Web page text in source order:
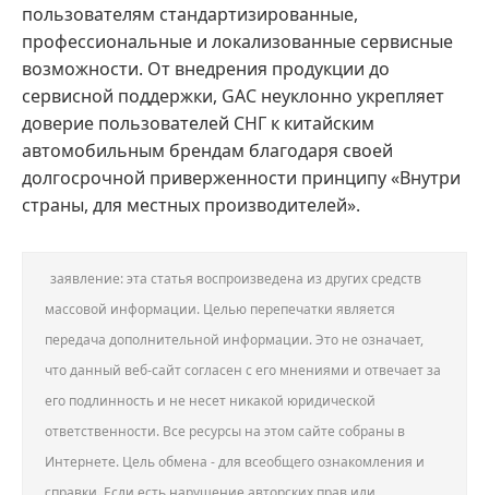
пользователям стандартизированные,
профессиональные и локализованные сервисные
возможности. От внедрения продукции до
сервисной поддержки, GAC неуклонно укрепляет
доверие пользователей СНГ к китайским
автомобильным брендам благодаря своей
долгосрочной приверженности принципу «Внутри
страны, для местных производителей».
заявление: эта статья воспроизведена из других средств
массовой информации. Целью перепечатки является
передача дополнительной информации. Это не означает,
что данный веб-сайт согласен с его мнениями и отвечает за
его подлинность и не несет никакой юридической
ответственности. Все ресурсы на этом сайте собраны в
Интернете. Цель обмена - для всеобщего ознакомления и